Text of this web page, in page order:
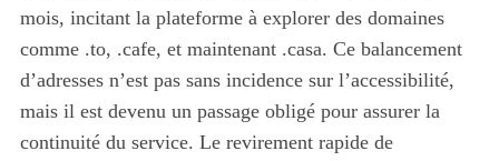
mois, incitant la plateforme à explorer des domaines
comme .to, .cafe, et maintenant .casa. Ce balancement
d’adresses n’est pas sans incidence sur l’accessibilité,
mais il est devenu un passage obligé pour assurer la
continuité du service. Le revirement rapide de